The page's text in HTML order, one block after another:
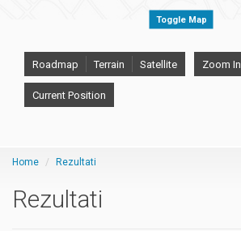
Toggle Map
Roadmap Terrain Satellite Zoom In
Current Position
Home Rezultati
Rezultati